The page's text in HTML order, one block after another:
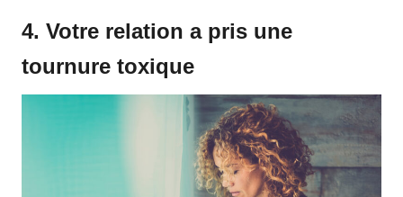
4. Votre relation a pris une
tournure toxique